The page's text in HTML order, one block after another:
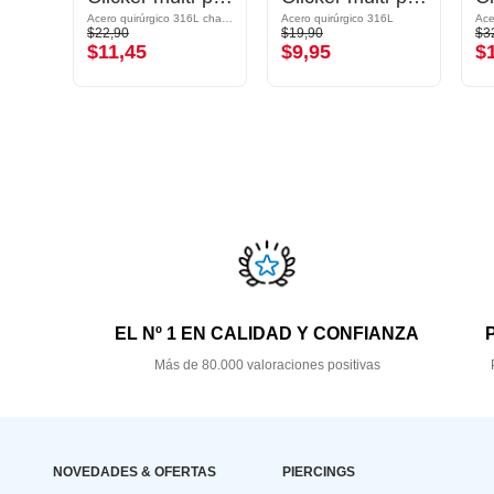
$22,90
$11,45
Acero quirúrgico 316L
$19,90
$9,95
EL Nº 1 EN CALIDAD Y CONFIANZA
Más de 80.000 valoraciones positivas
NOVEDADES & OFERTAS PIERCINGS